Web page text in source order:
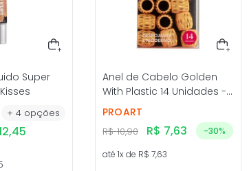
Super
+ 4opções
,45
Anel de Cabelo Golden
With Plastic 14 Unidades -
ProArt
PROART
R$ 10,90 R$ 7,63 -30%
até1x de R$ 7,63